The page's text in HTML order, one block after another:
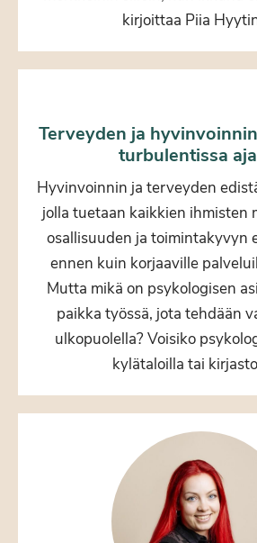
kirjoittaa Piia
Terveyden ja
turbulentissa
Hyvinvoinnin ja terveyden
jolla tuetaan kaikkien ihmisten
osallisuuden ja toimintakyvyn
ennen kuin korjaaville
Mutta mikä on psykologisen
paikka työssä, jota tehdään
ulkopuolella? Voisiko
kylätaloilla tai